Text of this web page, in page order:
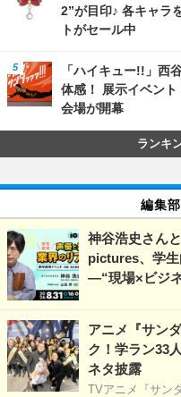
2”が目印♪ 各キャラ
トがセール中
「ハイキュー!!」西
体感！ 展示イベン
会場が開幕
ランキ
編集
神谷浩史さん
pictures、学
―“現場×ビジ
アニメ『サン
ク！学ラン33
ネタ披露
TVアニメ『サン